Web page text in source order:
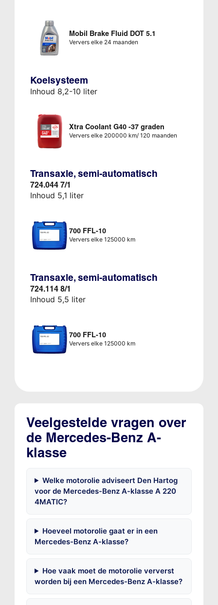
Mobil Brake Fluid DOT 5.1
Ververs elke 24 maanden
Koelsysteem
Inhoud 8,2-10 liter
Xtra Coolant G40 -37 graden
Ververs elke 200000 km/ 120 maanden
Transaxle, semi-automatisch
724.044 7/1
Inhoud 5,1 liter
700 FFL-10
Ververs elke 125000 km
Transaxle, semi-automatisch
724.114 8/1
Inhoud 5,5 liter
700 FFL-10
Ververs elke 125000 km
Veelgestelde vragen over
de Mercedes-Benz A-
klasse
Welke motorolie adviseert Den Hartog
voor de Mercedes-Benz A-klasse A 220
4MATIC?
Hoeveel motorolie gaat er in een
Mercedes-Benz A-klasse?
Hoe vaak moet de motorolie ververst
worden bij een Mercedes-Benz A-klasse?